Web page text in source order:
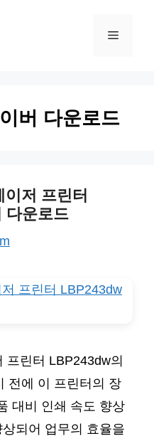
메
버 다운로드
저 프린터
다운로드
프린터 LBP243dw의
전에 이 프린터의 장
대비 인쇄 속도 향상
되어 업무의 효율을